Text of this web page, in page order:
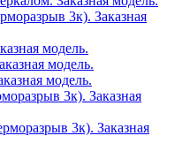
3к). Заказная
модель.
модель.
модель.
3к). Заказная
3к). Заказная